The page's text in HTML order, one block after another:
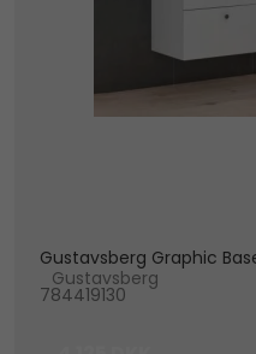
Gustavsberg Graphic
Gustavsberg
784419130